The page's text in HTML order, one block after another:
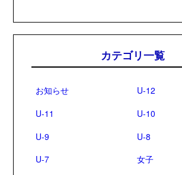
カテゴリ一覧
お知らせ
U-12
U-11
U-10
U-9
U-8
U-7
女子